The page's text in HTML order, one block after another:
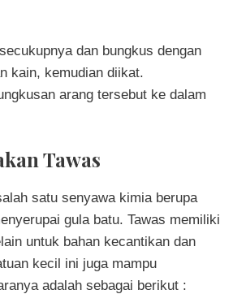
dan bungkus dengan
kain, kemudian diikat.
arang tersebut ke dalam
Tawas
satu senyawa kimia berupa
gula batu. Tawas memiliki
untuk bahan kecantikan dan
kecil ini juga mampu
adalah sebagai berikut :